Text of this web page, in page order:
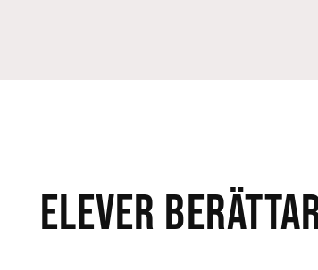
ELEVER